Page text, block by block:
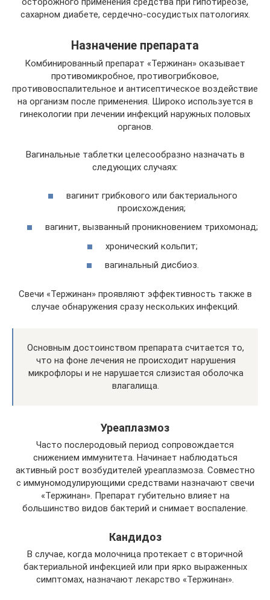
сахарном диабете, сердечно-сосудистых патологиях.
Назначение препарата
Комбинированный препарат «Тержинан» оказывает
противомикробное, противогрибковое,
противовоспалительное и антисептическое воздействие
на организм после применения. Широко используется в
гинекологии при лечении инфекций наружных половых
органов.
Вагинальные таблетки целесообразно назначать в
следующих случаях:
вагинит грибкового или бактериального
происхождения;
вагинит, вызванный проникновением трихомонад;
хронический кольпит;
вагинальный дисбиоз.
Свечи «Тержинан» проявляют эффективность также в
случае обнаружения сразу нескольких инфекций.
Основным достоинством препарата считается то,
что на фоне лечения не происходит нарушения
микрофлоры и не нарушается слизистая оболочка
влагалища.
Уреаплазмоз
Часто послеродовый период сопровождается
снижением иммунитета. Начинает наблюдаться
активный рост возбудителей уреаплазмоза. Совместно
с иммуномодулирующими средствами назначают свечи
«Тержинан». Препарат губительно влияет на
большинство видов бактерий и снимает воспаление.
Кандидоз
В случае, когда молочница протекает с вторичной
бактериальной инфекцией или при ярко выраженных
симптомах, назначают лекарство «Тержинан».